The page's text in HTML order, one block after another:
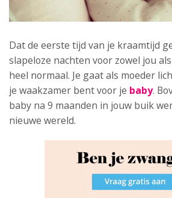
Dat de eerste tijd van je kraamtijd
slapeloze nachten voor zowel jou
heel normaal. Je gaat als moeder
je waakzamer bent voor je baby.
baby na 9 maanden in jouw buik
nieuwe wereld.